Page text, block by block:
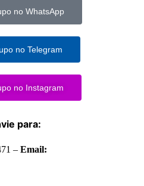
no WhatsApp
no Telegram
no Instagram
para:
– Email: